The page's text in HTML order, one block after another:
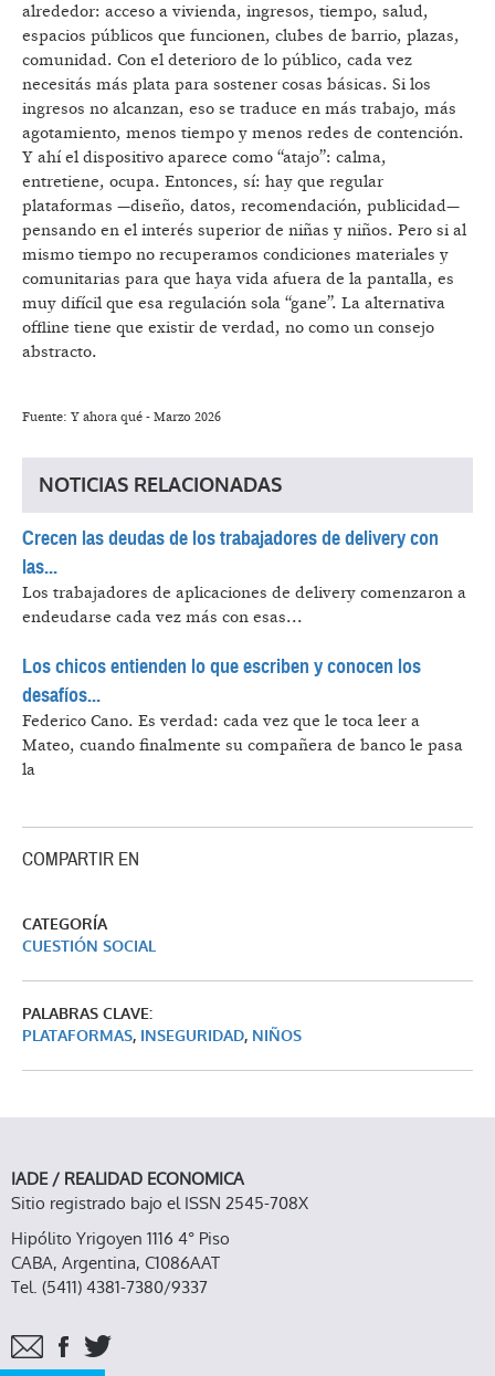
alrededor: acceso a vivienda, ingresos, tiempo, salud,
espacios públicos que funcionen, clubes de barrio, plazas,
comunidad. Con el deterioro de lo público, cada vez
necesitás más plata para sostener cosas básicas. Si los
ingresos no alcanzan, eso se traduce en más trabajo, más
agotamiento, menos tiempo y menos redes de contención.
Y ahí el dispositivo aparece como “atajo”: calma,
entretiene, ocupa. Entonces, sí: hay que regular
plataformas —diseño, datos, recomendación, publicidad—
pensando en el interés superior de niñas y niños. Pero si al
mismo tiempo no recuperamos condiciones materiales y
comunitarias para que haya vida afuera de la pantalla, es
muy difícil que esa regulación sola “gane”. La alternativa
offline tiene que existir de verdad, no como un consejo
abstracto.
Fuente: Y ahora qué - Marzo 2026
NOTICIAS RELACIONADAS
Crecen las deudas de los trabajadores de delivery con
las...
Los trabajadores de aplicaciones de delivery comenzaron a
endeudarse cada vez más con esas...
Los chicos entienden lo que escriben y conocen los
desafíos...
Federico Cano. Es verdad: cada vez que le toca leer a
Mateo, cuando finalmente su compañera de banco le pasa
la
COMPARTIR EN
CATEGORÍA
CUESTIÓN SOCIAL
PALABRAS CLAVE:
PLATAFORMAS, INSEGURIDAD, NIÑOS
IADE / REALIDAD ECONOMICA
Sitio registrado bajo el ISSN 2545-708X
Hipólito Yrigoyen 1116 4° Piso
CABA, Argentina, C1086AAT
Tel. (5411) 4381-7380/9337